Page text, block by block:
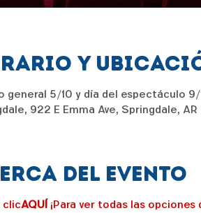
y
general 5/10 y día del espectáculo 9/
922 E Emma Ave, Springdale, AR
del evento
clicAQUÍ¡Para ver todas las